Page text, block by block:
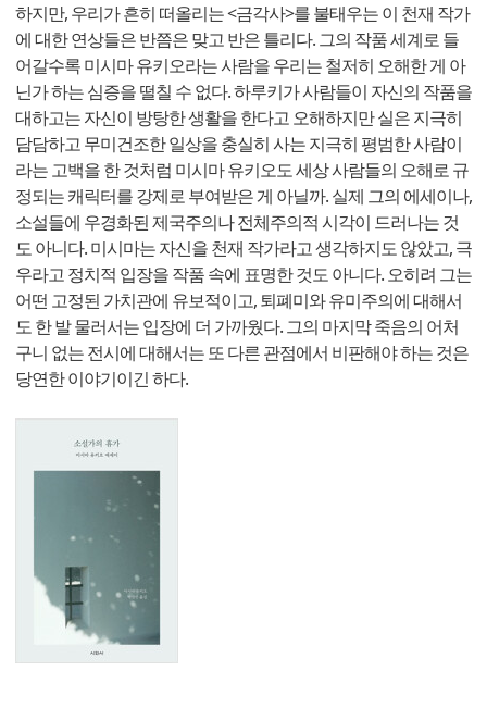
하지만, 우리가 흔히 떠올리는 <금각사>를 불태우는 이 천재 작가
에 대한 연상들은 반쯤은 맞고 반은 틀리다. 그의 작품 세계로 들
어갈수록 미시마 유키오라는 사람을 우리는 철저히 오해한 게 아
닌가 하는 심증을 떨칠 수 없다. 하루키가 사람들이 자신의 작품을
대하고는 자신이 방탕한 생활을 한다고 오해하지만 실은 지극히
담담하고 무미건조한 일상을 충실히 사는 지극히 평범한 사람이
라는 고백을 한 것처럼 미시마 유키오도 세상 사람들의 오해로 규
정되는 캐릭터를 강제로 부여받은 게 아닐까. 실제 그의 에세이나,
소설들에 우경화된 제국주의나 전체주의적 시각이 드러나는 것
도 아니다. 미시마는 자신을 천재 작가라고 생각하지도 않았고, 극
우라고 정치적 입장을 작품 속에 표명한 것도 아니다. 오히려 그는
어떤 고정된 가치관에 유보적이고, 퇴폐미와 유미주의에 대해서
도 한 발 물러서는 입장에 더 가까웠다. 그의 마지막 죽음의 어처
구니 없는 전시에 대해서는 또 다른 관점에서 비판해야 하는 것은
당연한 이야기이긴 하다.